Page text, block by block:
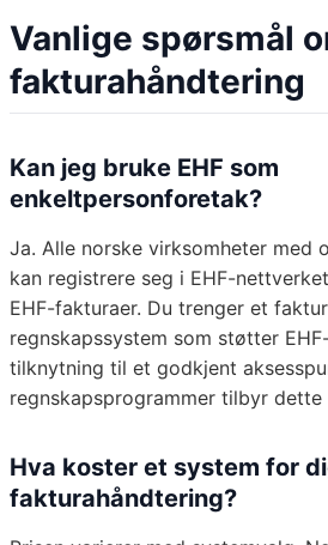
Vanlige spørsmål
fakturahåndtering
Kan jeg bruke EHF som
enkeltpersonforetak?
Ja. Alle norske virksomheter med
kan registrere seg i EHF-
EHF-fakturaer. Du trenger et
regnskapssystem som støtter
tilknytning til et godkjent
regnskapsprogrammer tilbyr
Hva koster et system for
fakturahåndtering?